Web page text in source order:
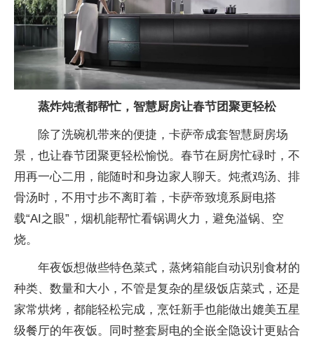
蒸炸炖煮都帮忙，智慧厨房让春节团聚更轻松
除了洗碗机带来的便捷，卡萨帝成套智慧厨房场
景，也让春节团聚更轻松愉悦。春节在厨房忙碌时，不
用再一心二用，能随时和身边家人聊天。炖煮鸡汤、排
骨汤时，不用寸步不离盯着，卡萨帝致境系厨电搭
载“AI之眼”， 烟机能帮忙看锅调火力，避免溢锅、空
烧。
年夜饭想做些特色菜式，蒸烤箱能自动识别食材的
种类、数量和大小，不管是复杂的星级饭店菜式，还是
家常烘烤，都能轻松完成，烹饪新手也能做出媲美五星
级餐厅的年夜饭。同时整套厨电的全嵌全隐设计更贴合